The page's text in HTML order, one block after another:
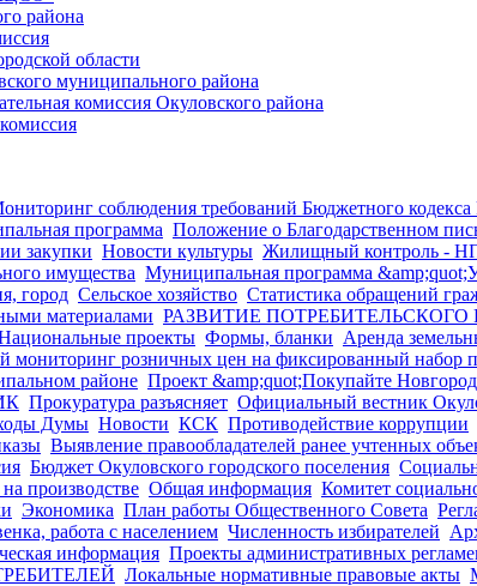
района
области
муниципального района
комиссия Окуловского района
соблюдения требований Бюджетного
программа Положение о Благодарственном
закупки Новости культуры Жилищный контроль -
имущества Муниципальная программа
город Сельское хозяйство Статистика обращений
материалами РАЗВИТИЕ ПОТРЕБИТЕЛЬСКОГО
проекты Формы, бланки Аренда
мониторинг розничных цен на фиксированный набор
районе Проект &amp;quot;Покупайте
Прокуратура разъясняет Официальный вестник
Думы Новости КСК Противодействие коррупции
Выявление правообладателей ранее учтенных
Бюджет Окуловского городского поселения
производстве Общая информация Комитет
Экономика План работы Общественного Совета
работа с населением Численность избирателей
информация Проекты административных
Локальные нормативные правовые акты